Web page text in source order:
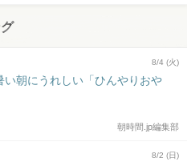
8/4 (火)
い朝にうれしい「ひんやりおや
朝時間.jp編集部
8/2 (日)